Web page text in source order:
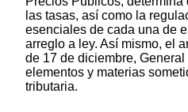
las tasas, así como la
esenciales de cada una de
arreglo a ley. Así mismo, el
de 17 de diciembre,
elementos y materias
tributaria.